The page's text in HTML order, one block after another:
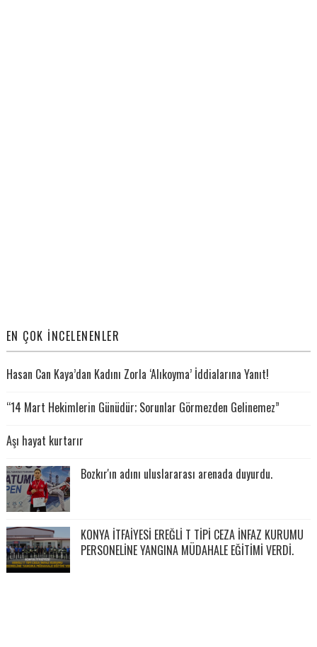
EN ÇOK İNCELENENLER
Hasan Can Kaya’dan Kadını Zorla ‘Alıkoyma’ İddialarına Yanıt!
“14 Mart Hekimlerin Günüdür; Sorunlar Görmezden Gelinemez”
Aşı hayat kurtarır
Bozkır'ın adını uluslararası arenada duyurdu.
KONYA İTFAİYESİ EREĞLİ T TİPİ CEZA İNFAZ KURUMU
PERSONELİNE YANGINA MÜDAHALE EĞİTİMİ VERDİ.